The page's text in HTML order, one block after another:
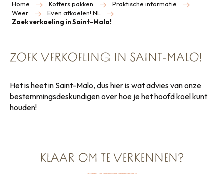
Home Koffers pakken
Praktische informatie
Weer
Even afkoelen! NL
Zoek verkoeling in Saint-Malo!
ZOEK VERKOELING IN SAINT-MALO!
Het is heet in Saint-Malo, dus hier is wat advies van onze
bestemmingsdeskundigen over hoe je het hoofd koel kunt
houden!
KLAAR OM TE VERKENNEN?